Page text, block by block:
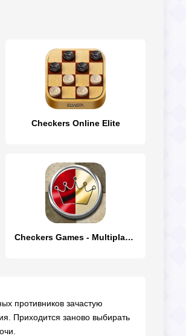
Checkers Online Elite
Checkers Games - Multiplayer
противников зачастую
Приходится заново выбирать